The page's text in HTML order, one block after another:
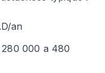
an
280 000 a 480